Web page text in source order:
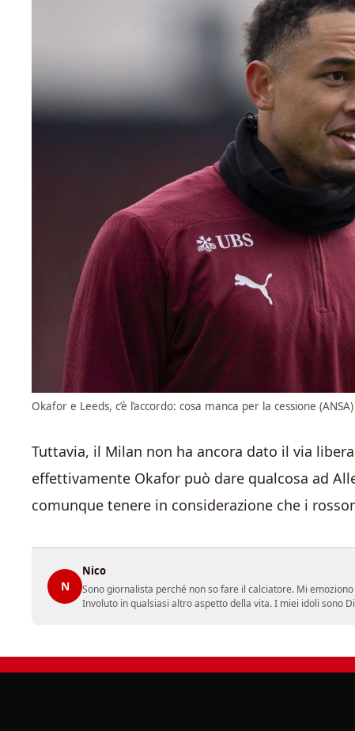
Okafor e Leeds, c’è l’accordo: cosa manca per la cessione
Tuttavia, il Milan non ha ancora dato il via
effettivamente Okafor può dare qualcosa ad
comunque tenere in considerazione che i
N
Nico
Sono giornalista perché non so fare il calciatore. Mi
Involuto in qualsiasi altro aspetto della vita. I miei idoli sono